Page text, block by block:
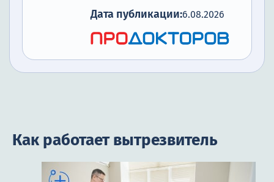
Дата публикации:6.08.2026
Как работает вытрезвитель